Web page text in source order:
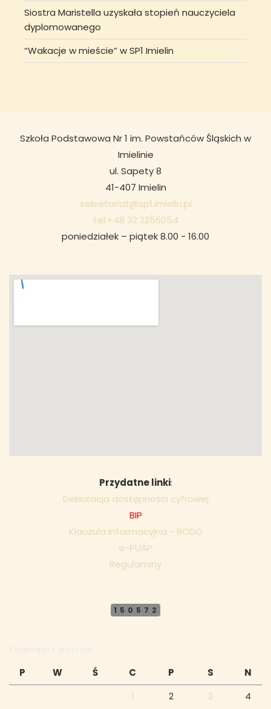
Siostra Maristella uzyskała stopień nauczyciela
dyplomowanego
“Wakacje w mieście” w SP1 Imielin
Szkoła Podstawowa Nr 1 im. Powstańców Śląskich w
Imielinie
ul. Sapety 8
41-407 Imielin
sekretariat@sp1.imielin.pl
tel:+48 32 2256054
poniedziałek – piątek 8.00 - 16.00
Przydatne linki:
Deklaracja dostępności cyfrowej
BIP
Klauzula informacyjna - RODO
e-PUAP
Regulaminy
150572
P W Ś C P S
N
1
2 3 4